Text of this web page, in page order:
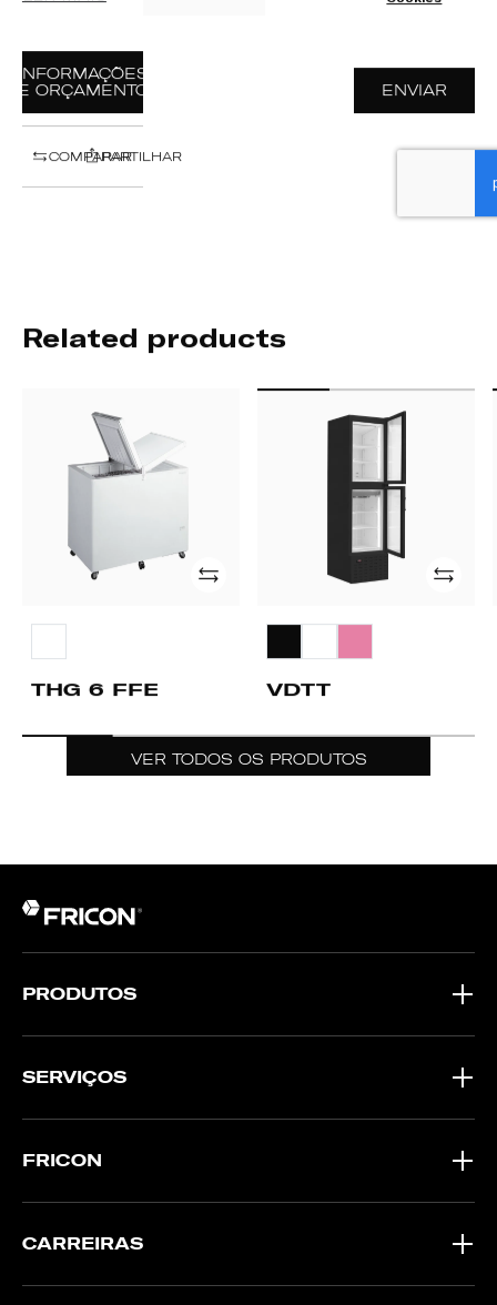
INFORMAÇÕES
E ORÇAMENTO
COMPARARPARTILHAR
ENVIAR
Related products
THG 6 FFE
VDTT
VDTT
VER TODOS OS PRODUTOS
PRODUTOS
SERVIÇOS
FRICON
CARREIRAS